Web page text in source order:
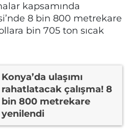
kapsamında
8 bin 800 metrekare
bin 705 ton sıcak
Konya’da ulaşımı
rahatlatacak çalışma! 8
bin 800 metrekare
yenilendi